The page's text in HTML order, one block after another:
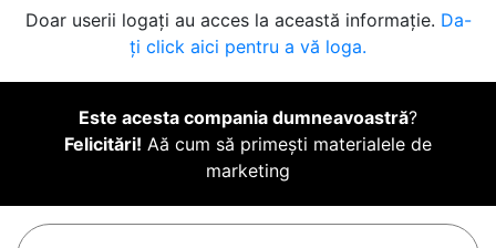
Doar userii logați au acces la această informație. Da-
ți click aici pentru a vă loga.
Este acesta compania dumneavoastră?
Felicitări! Aă cum să primești materialele de
marketing